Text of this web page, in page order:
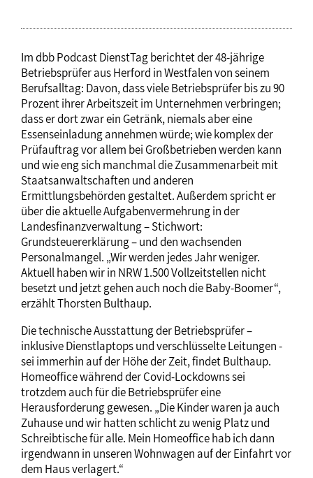
Im dbb Podcast DienstTag berichtet der 48-jährige
Betriebsprüfer aus Herford in Westfalen von seinem
Berufsalltag: Davon, dass viele Betriebsprüfer bis zu 90
Prozent ihrer Arbeitszeit im Unternehmen verbringen;
dass er dort zwar ein Getränk, niemals aber eine
Essenseinladung annehmen würde; wie komplex der
Prüfauftrag vor allem bei Großbetrieben werden kann
und wie eng sich manchmal die Zusammenarbeit mit
Staatsanwaltschaften und anderen
Ermittlungsbehörden gestaltet. Außerdem spricht er
über die aktuelle Aufgabenvermehrung in der
Landesfinanzverwaltung – Stichwort:
Grundsteuererklärung – und den wachsenden
Personalmangel. „Wir werden jedes Jahr weniger.
Aktuell haben wir in NRW 1.500 Vollzeitstellen nicht
besetzt und jetzt gehen auch noch die Baby-Boomer“,
erzählt Thorsten Bulthaup.
Die technische Ausstattung der Betriebsprüfer –
inklusive Dienstlaptops und verschlüsselte Leitungen -
sei immerhin auf der Höhe der Zeit, findet Bulthaup.
Homeoffice während der Covid-Lockdowns sei
trotzdem auch für die Betriebsprüfer eine
Herausforderung gewesen. „Die Kinder waren ja auch
Zuhause und wir hatten schlicht zu wenig Platz und
Schreibtische für alle. Mein Homeoffice hab ich dann
irgendwann in unseren Wohnwagen auf der Einfahrt vor
dem Haus verlagert.“